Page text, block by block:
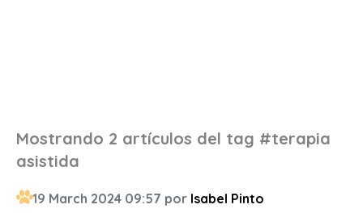
Mostrando 2 artículos del tag #terapia
asistida
19 March 2024 09:57 por Isabel Pinto